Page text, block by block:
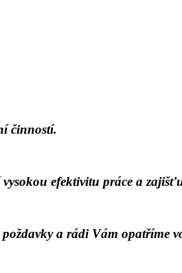
činností.
efektivitu práce a
poždavky a rádi Vám opatříme